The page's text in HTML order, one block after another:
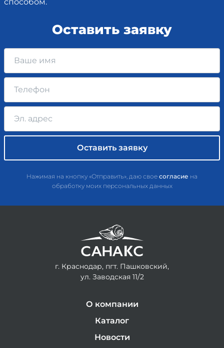
Оставить заявку
Нажимая на кнопку «Отправить», даю свое согласие на
обработку моих персональных данных
г. Краснодар, пгт. Пашковский,
ул. Заводская 11/2
О компании
Каталог
Новости